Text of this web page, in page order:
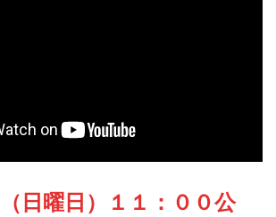
日曜日）１１：００公